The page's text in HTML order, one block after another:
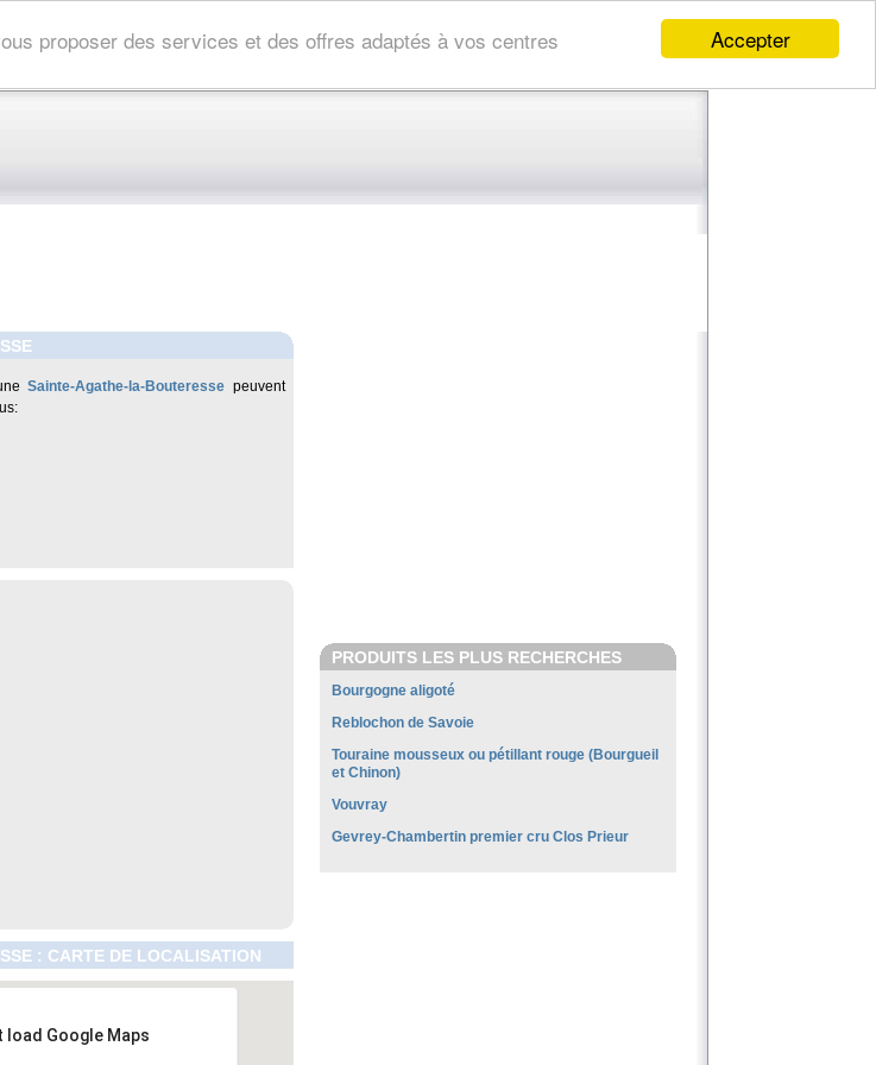
Accepter
proposer des services et des offres adaptés à vos centres
Sainte-Agathe-la-Bouteresse peuvent
: CARTE DE LOCALISATION
load Google Maps
PRODUITS LES PLUS RECHERCHES
Bourgogne aligoté
Reblochon de Savoie
Touraine mousseux ou pétillant rouge (Bourgueil
et Chinon)
Vouvray
Gevrey-Chambertin premier cru Clos Prieur